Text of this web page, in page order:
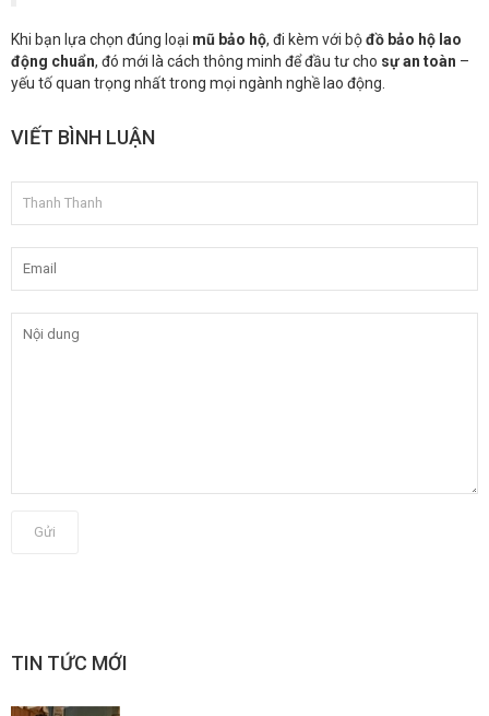
TIN TỨC MỚI
Khi bạn lựa chọn đúng loại mũ bảo hộ, đi kèm với bộđồ bảo hộ lao
động chuẩn, đó mới là cách thông minh để đầu tư cho sự an toàn –
yếu tố quan trọng nhất trong mọi ngành nghề lao động.
VIẾT BÌNH LUẬN
Gửi